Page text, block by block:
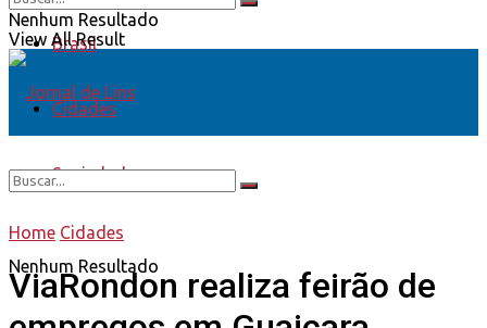
Brasil
Cidades
Sociedade
Nenhum Resultado
View All Result
Nenhum Resultado
Home Cidades
ViaRondon realiza feirão de